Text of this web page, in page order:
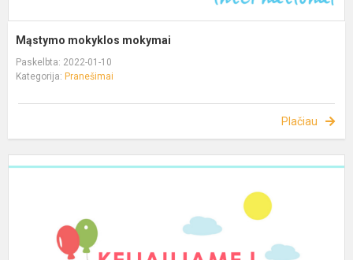
Mąstymo mokyklos mokymai
Paskelbta: 2022-01-10
Kategorija: Pranešimai
Plačiau